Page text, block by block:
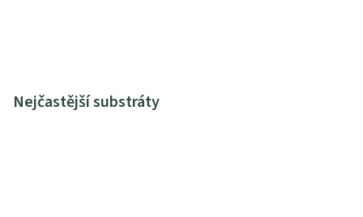
Nejčastější substráty